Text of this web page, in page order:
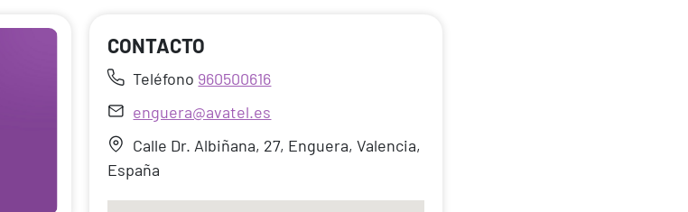
CONTACTO
Teléfono 960500616
enguera@avatel.es
Calle Dr. Albiñana, 27, Enguera, Valencia,
España